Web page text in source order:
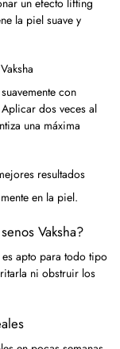
la piel suave y
con
dos veces al
una máxima
resultados
en la piel.
Vaksha?
apto para todo tipo
ni obstruir los